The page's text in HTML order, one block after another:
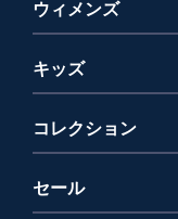
ウィメンズ
キッズ
コレクション
セール